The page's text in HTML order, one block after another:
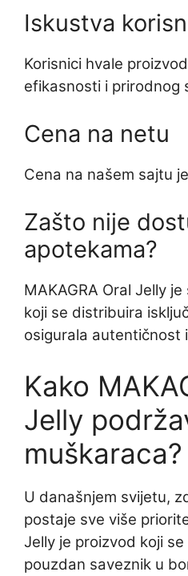
Iskustva
Korisnici hvale
efikasnosti i prirodnog
Cena na netu
Cena na našem sajtu
Zašto nije
apotekama?
MAKAGRA Oral Jelly
koji se distribuira
osigurala autentičnost
Kako
Jelly
muškaraca?
U današnjem svijetu,
postaje sve više
Jelly je proizvod koji
pouzdan saveznik u